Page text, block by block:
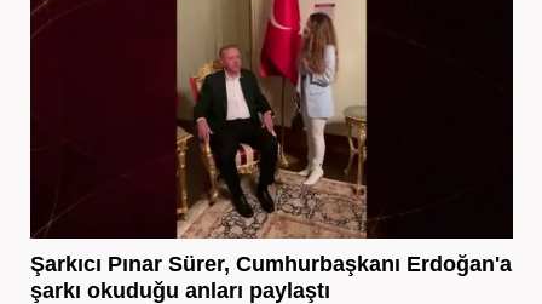
Şarkıcı Pınar Sürer, Cumhurbaşkanı Erdoğan'a
şarkı okuduğu anları paylaştı